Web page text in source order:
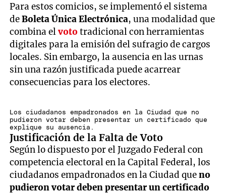
Para estos comicios, se implementó el sistema
deBoleta Única Electrónica, una modalidad que
combina elvototradicional con herramientas
digitales para la emisión del sufragio de cargos
locales. Sin embargo, la ausencia en las urnas
sin una razón justificada puede acarrear
consecuencias para los electores.
Los ciudadanos empadronados en la Ciudad que no
pudieron votar deben presentar un certificado que
explique su ausencia.
Justificación de la Falta de Voto
Según lo dispuesto por el Juzgado Federal con
competencia electoral en la Capital Federal, los
ciudadanos empadronados en la Ciudad queno
pudieron votar deben presentar un certificado